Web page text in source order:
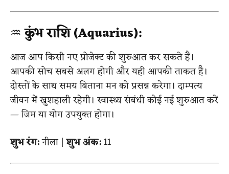
♒कुंभ राशि (Aquarius):
आज आप किसी नए प्रोजेक्ट की शुरुआत कर सकते हैं।
आपकी सोच सबसे अलग होगी और यही आपकी ताकत है।
दोस्तों के साथ समय बिताना मन को प्रसन्न करेगा। दाम्पत्य
जीवन में खुशहाली रहेगी। स्वास्थ्य संबंधी कोई नई शुरुआत करें
— जिम या योग उपयुक्त होगा।
शुभ रंग:नीला |शुभ अंक:11